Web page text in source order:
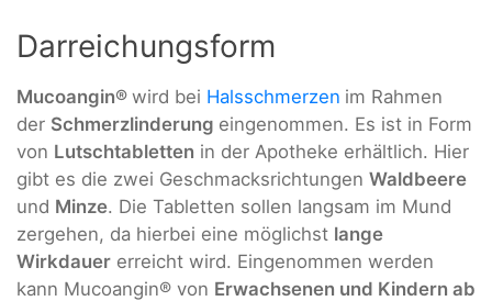
Darreichungsform
Mucoangin® wird bei Halsschmerzen im Rahmen
der Schmerzlinderung eingenommen. Es ist in Form
von Lutschtabletten in der Apotheke erhältlich. Hier
gibt es die zwei Geschmacksrichtungen Waldbeere
und Minze. Die Tabletten sollen langsam im Mund
zergehen, da hierbei eine möglichst lange
Wirkdauer erreicht wird. Eingenommen werden
kann Mucoangin® von Erwachsenen und Kindern ab